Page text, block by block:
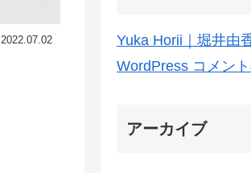
2022.07.02 Yuka Horii｜堀井由
WordPress コメン
アーカイブ